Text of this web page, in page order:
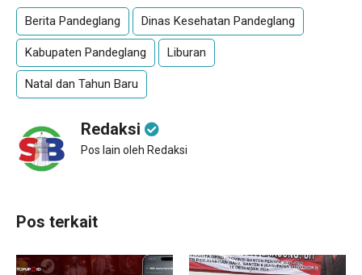
Berita Pandeglang Dinas Kesehatan Pandeglang
Kabupaten Pandeglang Liburan
Natal dan Tahun Baru
Redaksi
Pos lain oleh Redaksi
Pos terkait